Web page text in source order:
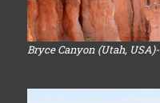
Bryce Canyon (Utah, USA)-